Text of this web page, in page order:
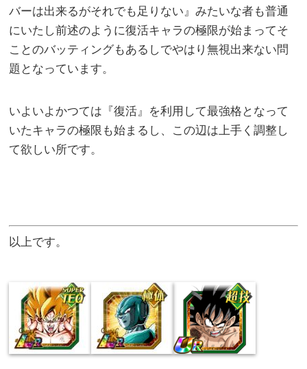
バーは出来るがそれでも足りない』みたいな者も普通
にいたし前述のように復活キャラの極限が始まってそ
ことのバッティングもあるしでやはり無視出来ない問
題となっています。
いよいよかつては『復活』を利用して最強格となって
いたキャラの極限も始まるし、この辺は上手く調整し
て欲しい所です。
以上です。